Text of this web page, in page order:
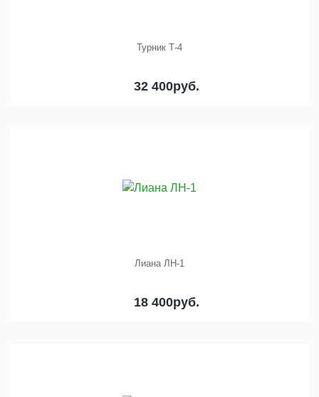
Турник Т-4
32 400руб.
Лиана ЛН-1
18 400руб.